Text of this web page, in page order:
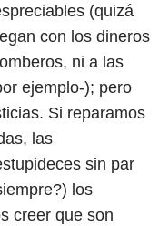
(quizá
con los dineros
ni a las
ejemplo-); pero
Si reparamos
las
sin par
los
creer que son